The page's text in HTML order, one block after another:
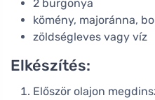
2 burgonya
kömény, majoránna,
zöldségleves vagy víz
Elkészítés:
Először olajon